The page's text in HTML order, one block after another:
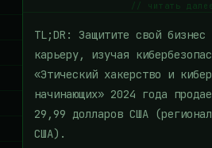
// читать
TL;DR: Защитите свой бизнес
карьеру, изучая
«Этический хакерство и
начинающих» 2024 года
29,99 долларов США
США).